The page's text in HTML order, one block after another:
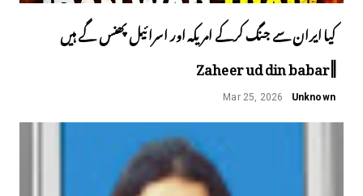
کیا ایران سے جنگ کرکے امریکہ اور اسرائیل پھنس گے ہیں
||Zaheer ud din babar
Unknown
Mar 25, 2026